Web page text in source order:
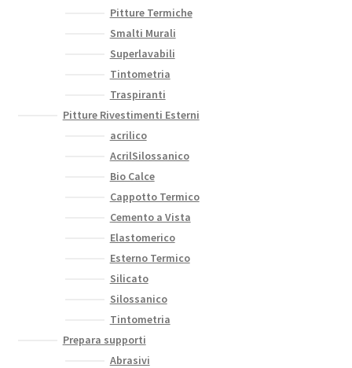
Pitture Termiche
Smalti Murali
Superlavabili
Tintometria
Traspiranti
Pitture Rivestimenti Esterni
acrilico
AcrilSilossanico
Bio Calce
Cappotto Termico
Cemento a Vista
Elastomerico
Esterno Termico
Silicato
Silossanico
Tintometria
Prepara supporti
Abrasivi